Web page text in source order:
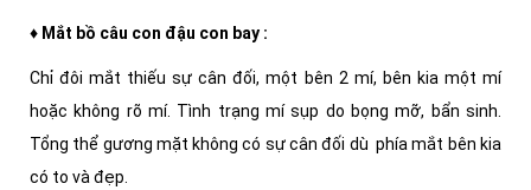
♦ Mắt bồ câu con đậu con bay :
Chỉ đôi mắt thiếu sự cân đối, một bên 2 mí, bên kia một mí
hoặc không rõ mí. Tình trạng mí sụp do bọng mỡ, bẩn sinh.
Tổng thể gương mặt không có sự cân đối dù phía mắt bên kia
có to và đẹp.